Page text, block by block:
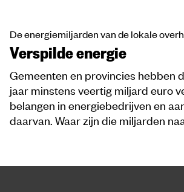
De energiemiljarden van de lokale
Verspilde energie
Gemeenten en provincies hebben
jaar minstens veertig miljard euro
belangen in energiebedrijven en
daarvan. Waar zijn die miljarden